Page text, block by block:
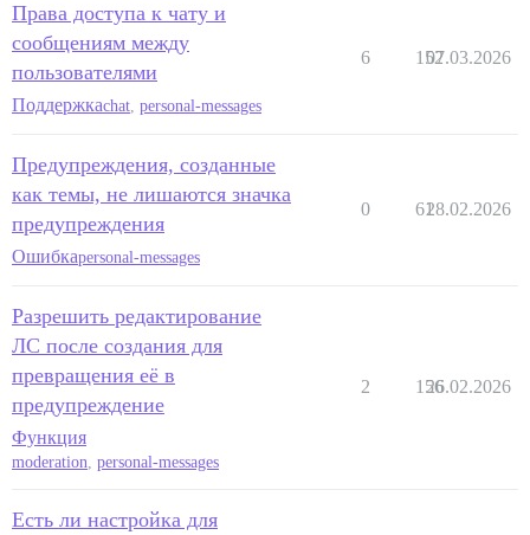
Права доступа к чату и
сообщениям между
пользователями
Поддержкаchat personal-messages
6 152
07.03.2026
Предупреждения, созданные
как темы, не лишаются значка
предупреждения
Ошибкаpersonal-messages
0 6128.02.2026
Разрешить редактирование
ЛС после создания для
превращения её в
предупреждение
Функция
moderation, personal-messages
2 156
26.02.2026
Есть ли настройка для